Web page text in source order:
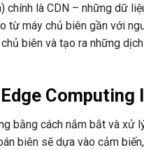
chính là CDN – những dữ
từ máy chủ biên gần với
biên và tạo ra những
Computing
bằng cách nắm bắt và xử
biên sẽ dựa vào cảm